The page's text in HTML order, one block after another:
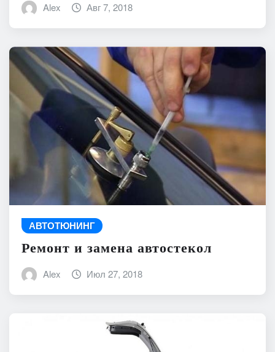
Alex Авг 7, 2018
АВТОТЮНИНГ
Ремонт и замена автостекол
Alex Июл 27, 2018